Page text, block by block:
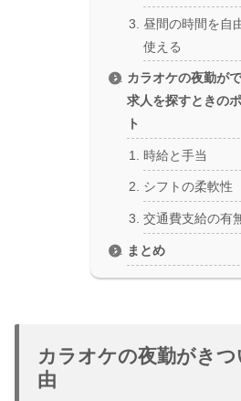
昼間の時間を自
使える
カラオケの夜勤が
求人を探すときの
ト
時給と手当
シフトの柔軟性
交通費支給の有
まとめ
カラオケの夜勤がき
由